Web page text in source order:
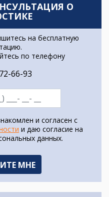
О
на бесплатную
по телефону
66-93
и согласен с
и даю согласие на
данных.